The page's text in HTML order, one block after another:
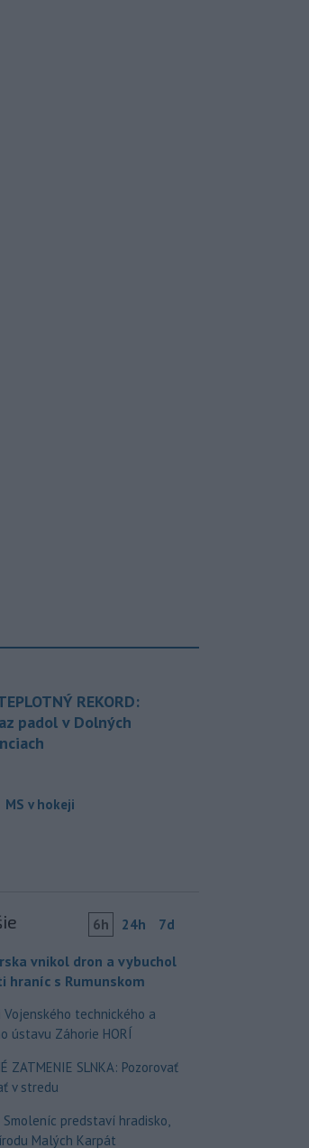
REKORD:
padol v Dolných
MS v hokeji
6h 24h 7d
vnikol dron a vybuchol
hraníc s Rumunskom
technického a
ústavu Záhorie HORÍ
ZATMENIE SLNKA: Pozorovať
v stredu
Smoleníc predstaví hradisko,
Malých Karpát